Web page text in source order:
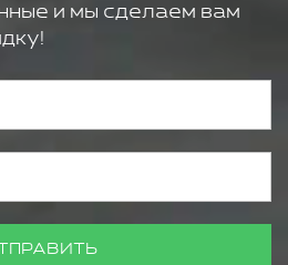
и мы сделаем вам